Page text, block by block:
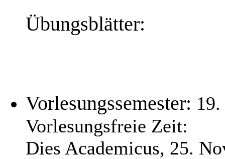
Übungsblätter:
Vorlesungssemester:
Vorlesungsfreie Zeit:
Dies Academicus, 25.